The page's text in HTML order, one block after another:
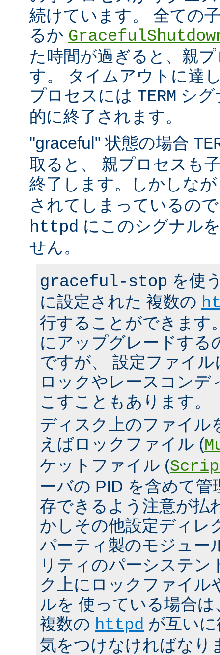
続けています。 全ての
るか
た時間が過ぎると、親
す。 タイムアウトに達
プロセスには TERM シ
的に終了されます。
"graceful" 状態の場合
取ると、 親プロセスも
終了します。しかしな
されてしまっているの
httpd にこのシグナル
せん。
graceful-stop を使
に設定された 複数の
行することができます
にアップグレードする
ですが、 設定ファイ
ロックやレースコンデ
こすこともあります。
ディスク上のファイル
えばロックファイル (
ケットファイル (
ーバの PID を含めて
存できるよう注意が払
かしその他設定ディレ
パーティ製のモジュー
リティのパーシステン
ク上にロックファイル
ルを 使っている場合
複数の httpd が互い
気をつけなければなり